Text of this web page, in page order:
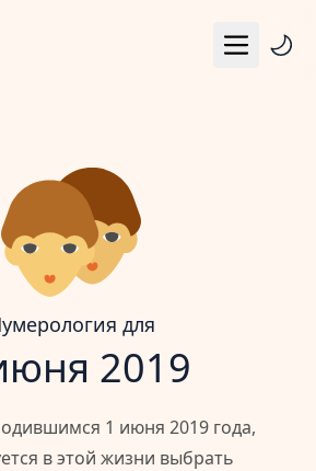
Меню
Матрица судьбы
Гороскоп
Календарь
для
2019
1 июня 2019 года,
в этой жизни выбрать